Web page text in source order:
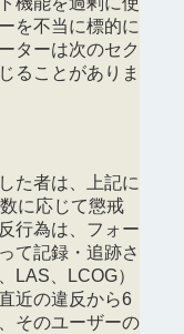
を不当に標的に
ターは次のセク
ることがありま
た者は、上記に
に応じて懲戒
行為は、フォー
て記録・追跡さ
LAS、LCOG）
近の違反から6
そのユーザーの